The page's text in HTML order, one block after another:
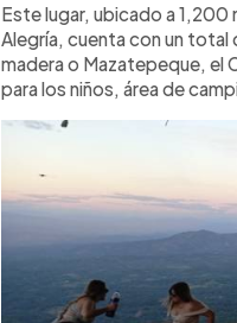
Este lugar, ubicado a 1,200
Alegría, cuenta con un
madera o Mazatepeque, el
para los niños, área de